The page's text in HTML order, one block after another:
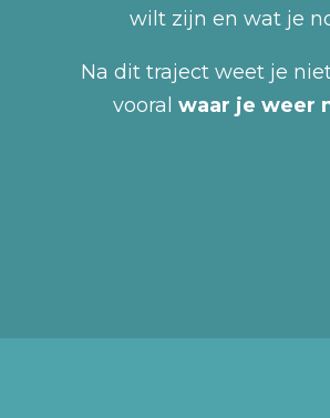
wilt zijn en wat je
Na dit traject weet je
vooral waar je weer